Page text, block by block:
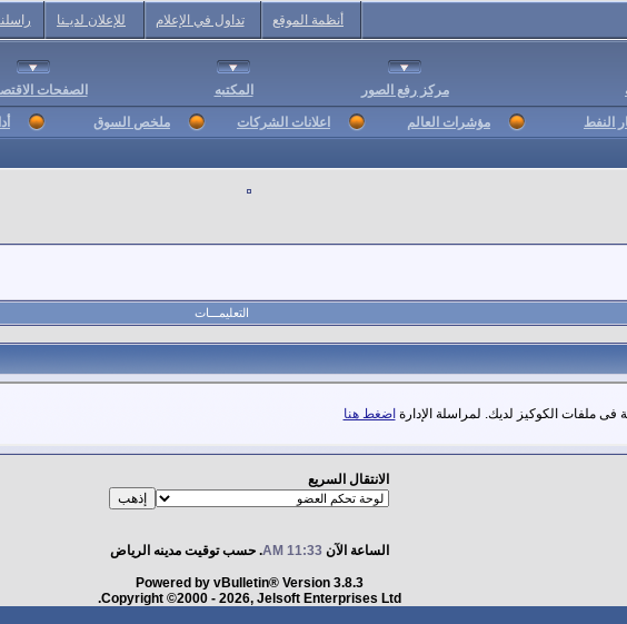
أنظمة الموقع تداول في الإعلام للإعلان لديـنا
مركز رفع الصور المكتبه الصفحات
النفط مؤشرات العالم اعلانات الشركات ملخص السوق
التعليمـــات
فى ملفات الكوكيز لديك. لمراسلة الإدارة اضغط هنا
الانتقال السريع
الساعة الآن11:33 AM . حسب توقيت مدينه الرياض
Powered by vBulletin® Version 3.8.3
Copyright ©2000 - 2026, Jelsoft Enterprises Ltd.